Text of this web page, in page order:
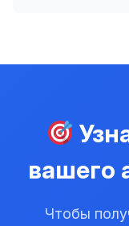
вашего
Чтобы